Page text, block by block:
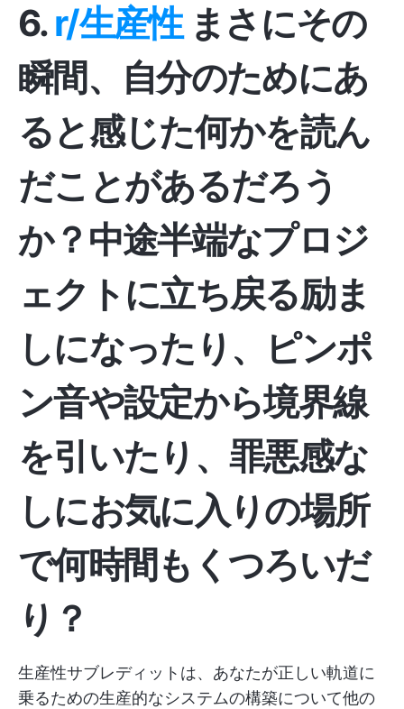
6.r/生産性まさにその
瞬間、自分のためにあ
ると感じた何かを読ん
だことがあるだろう
か？中途半端なプロジ
ェクトに立ち戻る励ま
しになったり、ピンポ
ン音や設定から境界線
を引いたり、罪悪感な
しにお気に入りの場所
で何時間もくつろいだ
り？
生産性サブレディットは、あなたが正しい軌道に
乗るための生産的なシステムの構築について他の